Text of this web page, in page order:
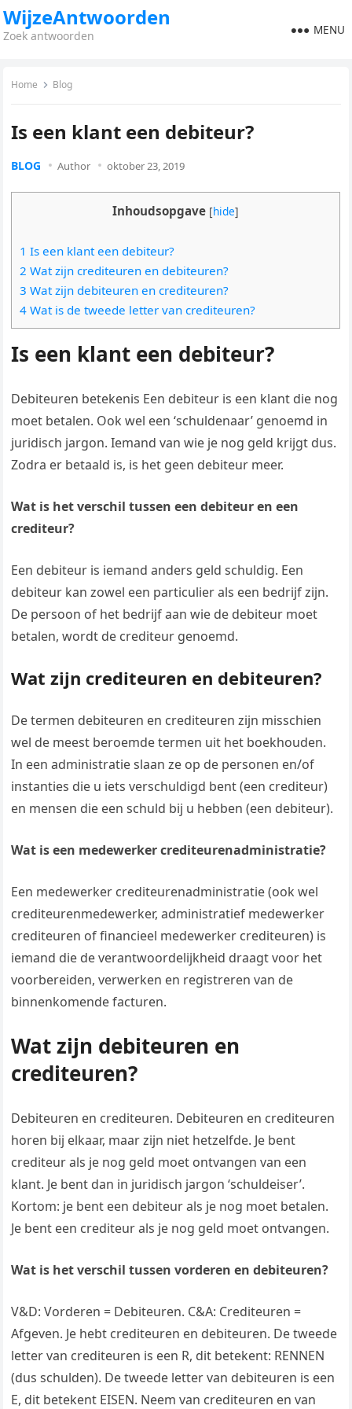
WijzeAntwoorden
Zoek antwoorden MENU
Home Blog
Is een klant een debiteur?
BLOG Author oktober 23, 2019
Inhoudsopgave [hide]
1 Is een klant een debiteur?
2 Wat zijn crediteuren en debiteuren?
3 Wat zijn debiteuren en crediteuren?
4 Wat is de tweede letter van crediteuren?
Is een klant een debiteur?
Debiteuren betekenis Een debiteur is een klant die nog
moet betalen. Ook wel een ‘schuldenaar’ genoemd in
juridisch jargon. Iemand van wie je nog geld krijgt dus.
Zodra er betaald is, is het geen debiteur meer.
Wat is het verschil tussen een debiteur en een
crediteur?
Een debiteur is iemand anders geld schuldig. Een
debiteur kan zowel een particulier als een bedrijf zijn.
De persoon of het bedrijf aan wie de debiteur moet
betalen, wordt de crediteur genoemd.
Wat zijn crediteuren en debiteuren?
De termen debiteuren en crediteuren zijn misschien
wel de meest beroemde termen uit het boekhouden.
In een administratie slaan ze op de personen en/of
instanties die u iets verschuldigd bent (een crediteur)
en mensen die een schuld bij u hebben (een debiteur).
Wat is een medewerker crediteurenadministratie?
Een medewerker crediteurenadministratie (ook wel
crediteurenmedewerker, administratief medewerker
crediteuren of financieel medewerker crediteuren) is
iemand die de verantwoordelijkheid draagt voor het
voorbereiden, verwerken en registreren van de
binnenkomende facturen.
Wat zijn debiteuren en
crediteuren?
Debiteuren en crediteuren. Debiteuren en crediteuren
horen bij elkaar, maar zijn niet hetzelfde. Je bent
crediteur als je nog geld moet ontvangen van een
klant. Je bent dan in juridisch jargon ‘schuldeiser’.
Kortom: je bent een debiteur als je nog moet betalen.
Je bent een crediteur als je nog geld moet ontvangen.
Wat is het verschil tussen vorderen en debiteuren?
V&D: Vorderen = Debiteuren. C&A: Crediteuren =
Afgeven. Je hebt crediteuren en debiteuren. De tweede
letter van crediteuren is een R, dit betekent: RENNEN
(dus schulden). De tweede letter van debiteuren is een
E, dit betekent EISEN. Neem van crediteuren en van